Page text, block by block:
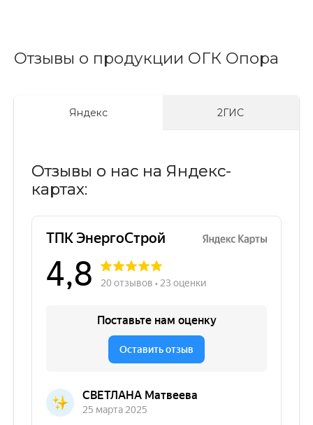
Отзывы о продукции ОГК Опора
Яндекс 2ГИС
Отзывы о нас на Яндекс-
картах: